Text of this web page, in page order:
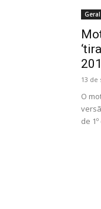
Geral
13 de
O
de